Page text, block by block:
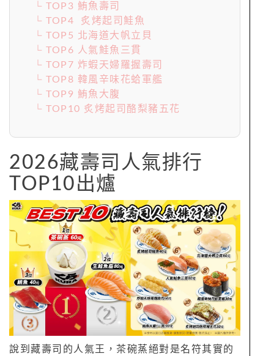
└ TOP3 鮪魚壽司
└ TOP4 炙烤起司鮭魚
└ TOP5 北海道大帆立貝
└ TOP6 人氣鮭魚三貫
└ TOP7 炸蝦天婦羅握壽司
└ TOP8 韓風辛味花蛤軍艦
└ TOP9 鮪魚大腹
└ TOP10 炙烤起司酪梨豬五花
2026藏壽司人氣排行
TOP10出爐
說到藏壽司的人氣王，茶碗蒸絕對是名符其實的